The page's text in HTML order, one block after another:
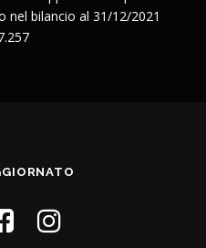
nel bilancio al 31/12/2021